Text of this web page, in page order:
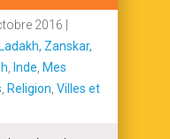
2016
Zanskar,
Inde Mes
Religion Villes et